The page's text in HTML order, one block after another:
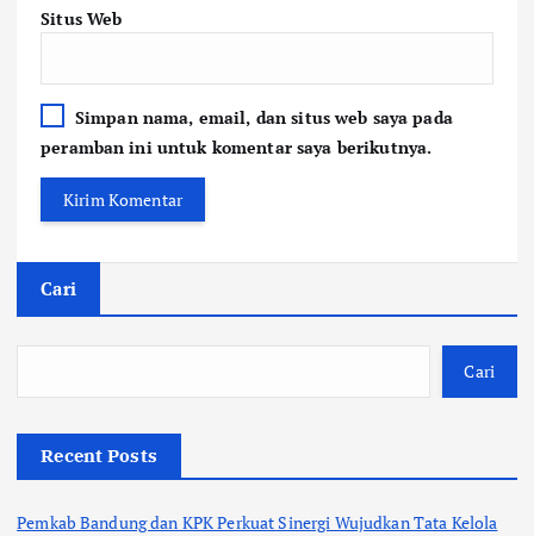
Situs Web
Simpan nama, email, dan situs web saya pada
peramban ini untuk komentar saya berikutnya.
Cari
Cari
Recent Posts
Pemkab Bandung dan KPK Perkuat Sinergi Wujudkan Tata Kelola